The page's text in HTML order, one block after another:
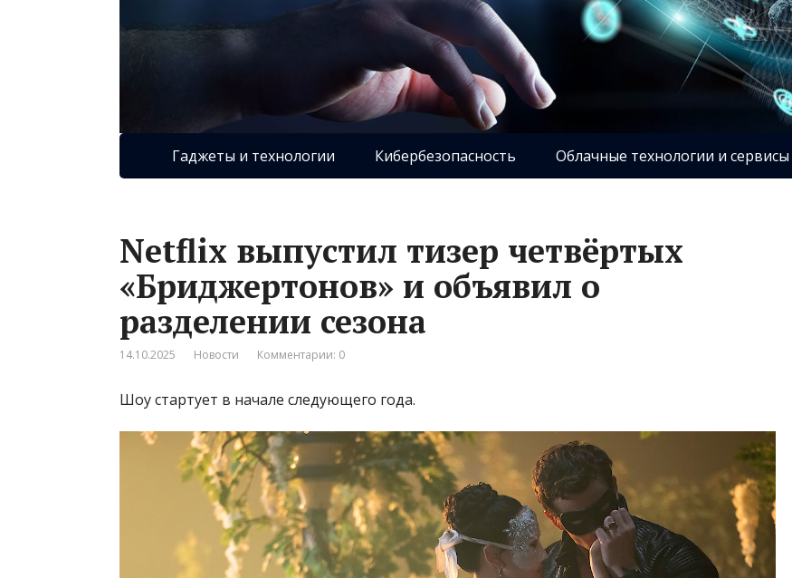
Гаджеты и технологии Кибербезопасность Облачные технологии и сервисы
Netflix выпустил тизер четвёртых
«Бриджертонов» и объявил о
разделении сезона
14.10.2025 Новости Комментарии: 0
Шоу стартует в начале следующего года.